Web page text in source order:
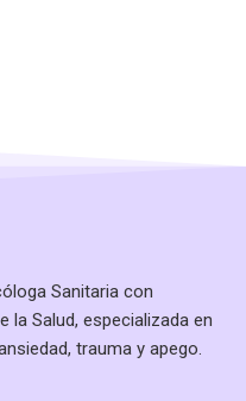
Sanitaria con
la Salud, especializada en
trauma y apego.